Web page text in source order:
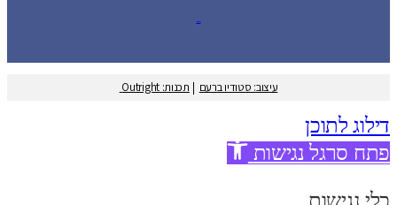
עיצוב: סטודיו ברעם | תכנות: Outright
דילוג לתוכן
פתח סרגל נגישות